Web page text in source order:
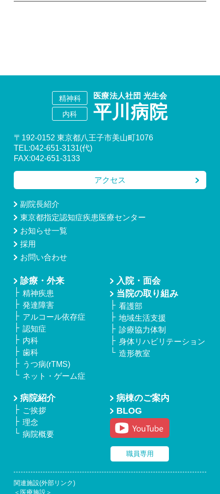
〒192-0152 東京都八王子市美山町1076
TEL:042-651-3131(代)
FAX:042-651-3133
アクセス
副院長紹介
東京都指定認知症疾患医療センター
お知らせ一覧
採用
お問い合わせ
診療・外来
精神疾患
発達障害
アルコール依存症
認知症
内科
歯科
うつ病(rTMS)
ネット・ゲーム症
入院・面会
当院の取り組み
看護部
地域生活支援
診療協力体制
身体リハビリテーション
造形教室
病院紹介
ご挨拶
理念
病院概要
病棟のご案内
BLOG
職員専用
関連施設(外部リンク)
＜医療施設＞